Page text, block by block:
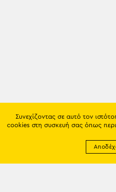
Συνεχίζοντας σε αυτό τον
cookies στη συσκευή σας όπως